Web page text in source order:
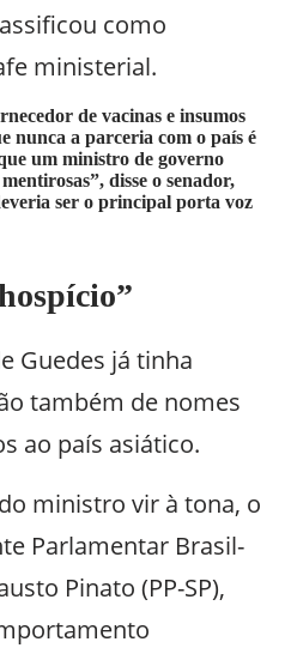
como
ministerial.
de vacinas e insumos
nunca a parceria com o país é
um ministro de governo
disse o senador,
ser o principal porta voz
Guedes já tinha
também de nomes
ao país asiático.
ministro vir à tona, o
Parlamentar Brasil-
Pinato (PP-SP),